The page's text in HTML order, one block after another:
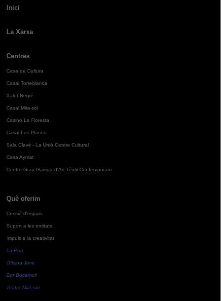
Inici
La Xarxa
Centres
Casa de Cultura
Casal Torreblanca
Xalet Negre
Casal Mira-sol
Casino La Floresta
Casal Les Planes
Sala Clavé - La Unió Centre Cultural
Casa Aymat
Centre Grau-Garriga d'Art Tèxtil Contemporani
Què oferim
Cessió d'espais
Suport a les entitats
Impuls a la creativitat
La Pua
Oficina Jove
Bar Bocamoll
Teatre Mira-sol